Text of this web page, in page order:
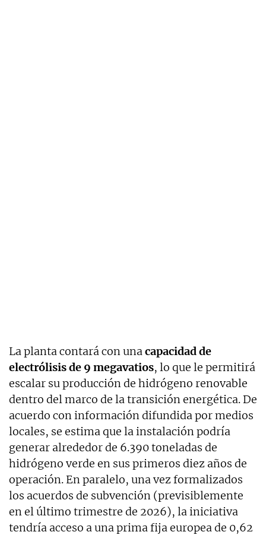
La planta contará con unacapacidad de
electrólisis de 9 megavatios, lo que le permitirá
escalar su producción de hidrógeno renovable
dentro del marco de la transición energética. De
acuerdo con información difundida por medios
locales, se estima que la instalación podría
generar alrededor de 6.390 toneladas de
hidrógeno verde en sus primeros diez años de
operación. En paralelo, una vez formalizados
los acuerdos de subvención (previsiblemente
en el último trimestre de 2026), la iniciativa
tendría acceso a una prima fija europea de 0,62